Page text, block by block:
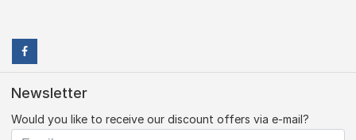
Newsletter
Would you like to receive our discount offers via e-mail?